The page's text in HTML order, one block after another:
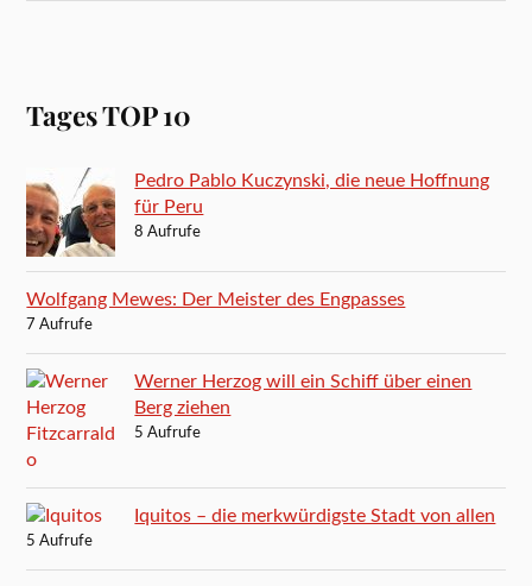
Tages TOP 10
Pedro Pablo Kuczynski, die neue Hoffnung
für Peru
8 Aufrufe
Wolfgang Mewes: Der Meister des Engpasses
7 Aufrufe
Werner Herzog will ein Schiff über einen
Berg ziehen
5 Aufrufe
Iquitos – die merkwürdigste Stadt von allen
5 Aufrufe